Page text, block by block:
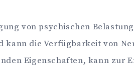
von psychischen
die Verfügbarkeit von
Eigenschaften, kann zur